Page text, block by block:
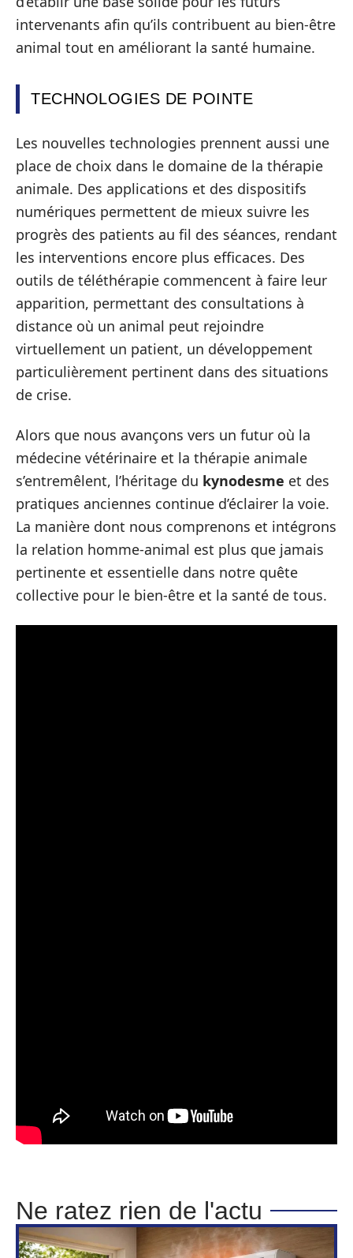
intervenants afin qu’ils contribuent au bien-être
animal tout en améliorant la santé humaine.
TECHNOLOGIES DE POINTE
Les nouvelles technologies prennent aussi une
place de choix dans le domaine de la thérapie
animale. Des applications et des dispositifs
numériques permettent de mieux suivre les
progrès des patients au fil des séances, rendant
les interventions encore plus efficaces. Des
outils de téléthérapie commencent à faire leur
apparition, permettant des consultations à
distance où un animal peut rejoindre
virtuellement un patient, un développement
particulièrement pertinent dans des situations
de crise.
Alors que nous avançons vers un futur où la
médecine vétérinaire et la thérapie animale
s’entremêlent, l’héritage du kynodesme et des
pratiques anciennes continue d’éclairer la voie.
La manière dont nous comprenons et intégrons
la relation homme-animal est plus que jamais
pertinente et essentielle dans notre quête
collective pour le bien-être et la santé de tous.
Ne ratez rien de l'actu